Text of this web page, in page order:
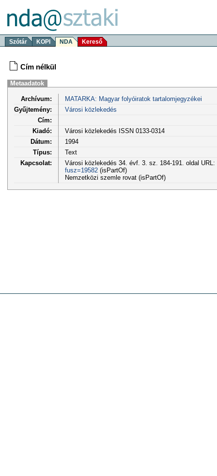
Szótár KOPI NDA Kereső
Cím nélkül
Metaadatok
Archívum:
MATARKA: Magyar folyóiratok tartalomjegyzékei
Gyűjtemény:
Városi közlekedés
Cím:
Kiadó:
Városi közlekedés ISSN 0133-0314
Dátum:
1994
Típus:
Text
Kapcsolat:
Városi közlekedés 34. évf. 3. sz. 184-191. oldal URL:
fusz=19582(isPartOf)
Nemzetközi szemle rovat (isPartOf)